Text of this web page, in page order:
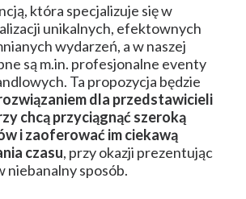
która specjalizuje się w
unikalnych, efektownych
wydarzeń, a w naszej
są m.in. profesjonalne eventy
Ta propozycja będzie
dla przedstawicieli
chcą przyciągnąć szeroką
i zaoferować im ciekawą
czasu, przy okazji prezentując
niebanalny sposób.